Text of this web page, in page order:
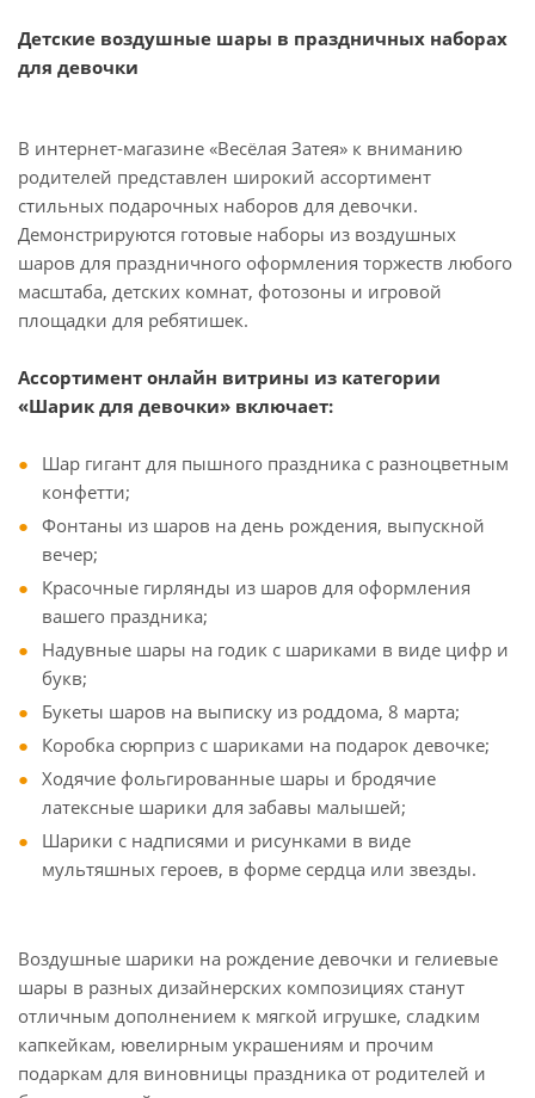
Детские воздушные шары в праздничных наборах
для девочки
В интернет-магазине «Весёлая Затея» к вниманию
родителей представлен широкий ассортимент
стильных подарочных наборов для девочки.
Демонстрируются готовые наборы из воздушных
шаров для праздничного оформления торжеств любого
масштаба, детских комнат, фотозоны и игровой
площадки для ребятишек.
Ассортимент онлайн витрины из категории
«Шарик для девочки» включает:
Шар гигант для пышного праздника с разноцветным
конфетти;
Фонтаны из шаров на день рождения, выпускной
вечер;
Красочные гирлянды из шаров для оформления
вашего праздника;
Надувные шары на годик с шариками в виде цифр и
букв;
Букеты шаров на выписку из роддома, 8 марта;
Коробка сюрприз с шариками на подарок девочке;
Ходячие фольгированные шары и бродячие
латексные шарики для забавы малышей;
Шарики с надписями и рисунками в виде
мультяшных героев, в форме сердца или звезды.
Воздушные шарики на рождение девочки и гелиевые
шары в разных дизайнерских композициях станут
отличным дополнением к мягкой игрушке, сладким
капкейкам, ювелирным украшениям и прочим
подаркам для виновницы праздника от родителей и